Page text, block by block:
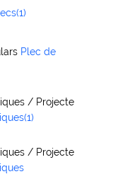
Plec de
/ Projecte
/ Projecte